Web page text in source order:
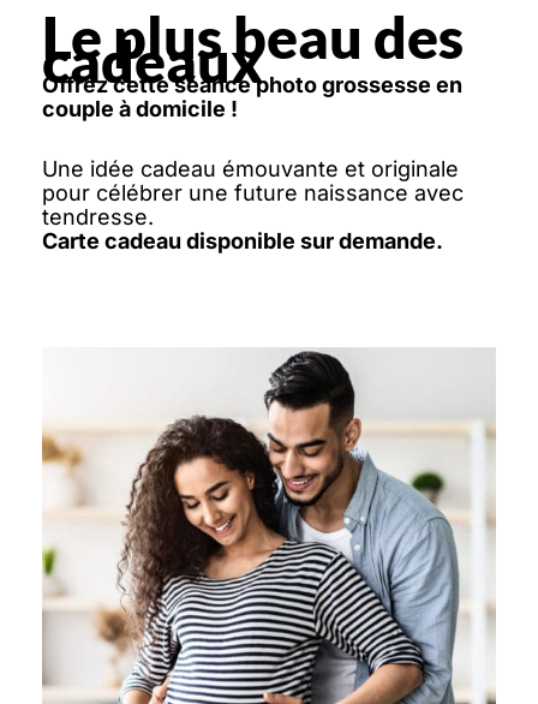
Le plus beau des
cadeaux
Offrez cette séance photo grossesse en
couple à domicile !
Une idée cadeau émouvante et originale
pour célébrer une future naissance avec
tendresse.
Carte cadeau disponible sur demande.